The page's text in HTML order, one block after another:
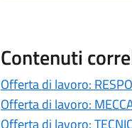
Contenuti
Offerta di lavoro:
Offerta di lavoro:
Offerta di lavoro: